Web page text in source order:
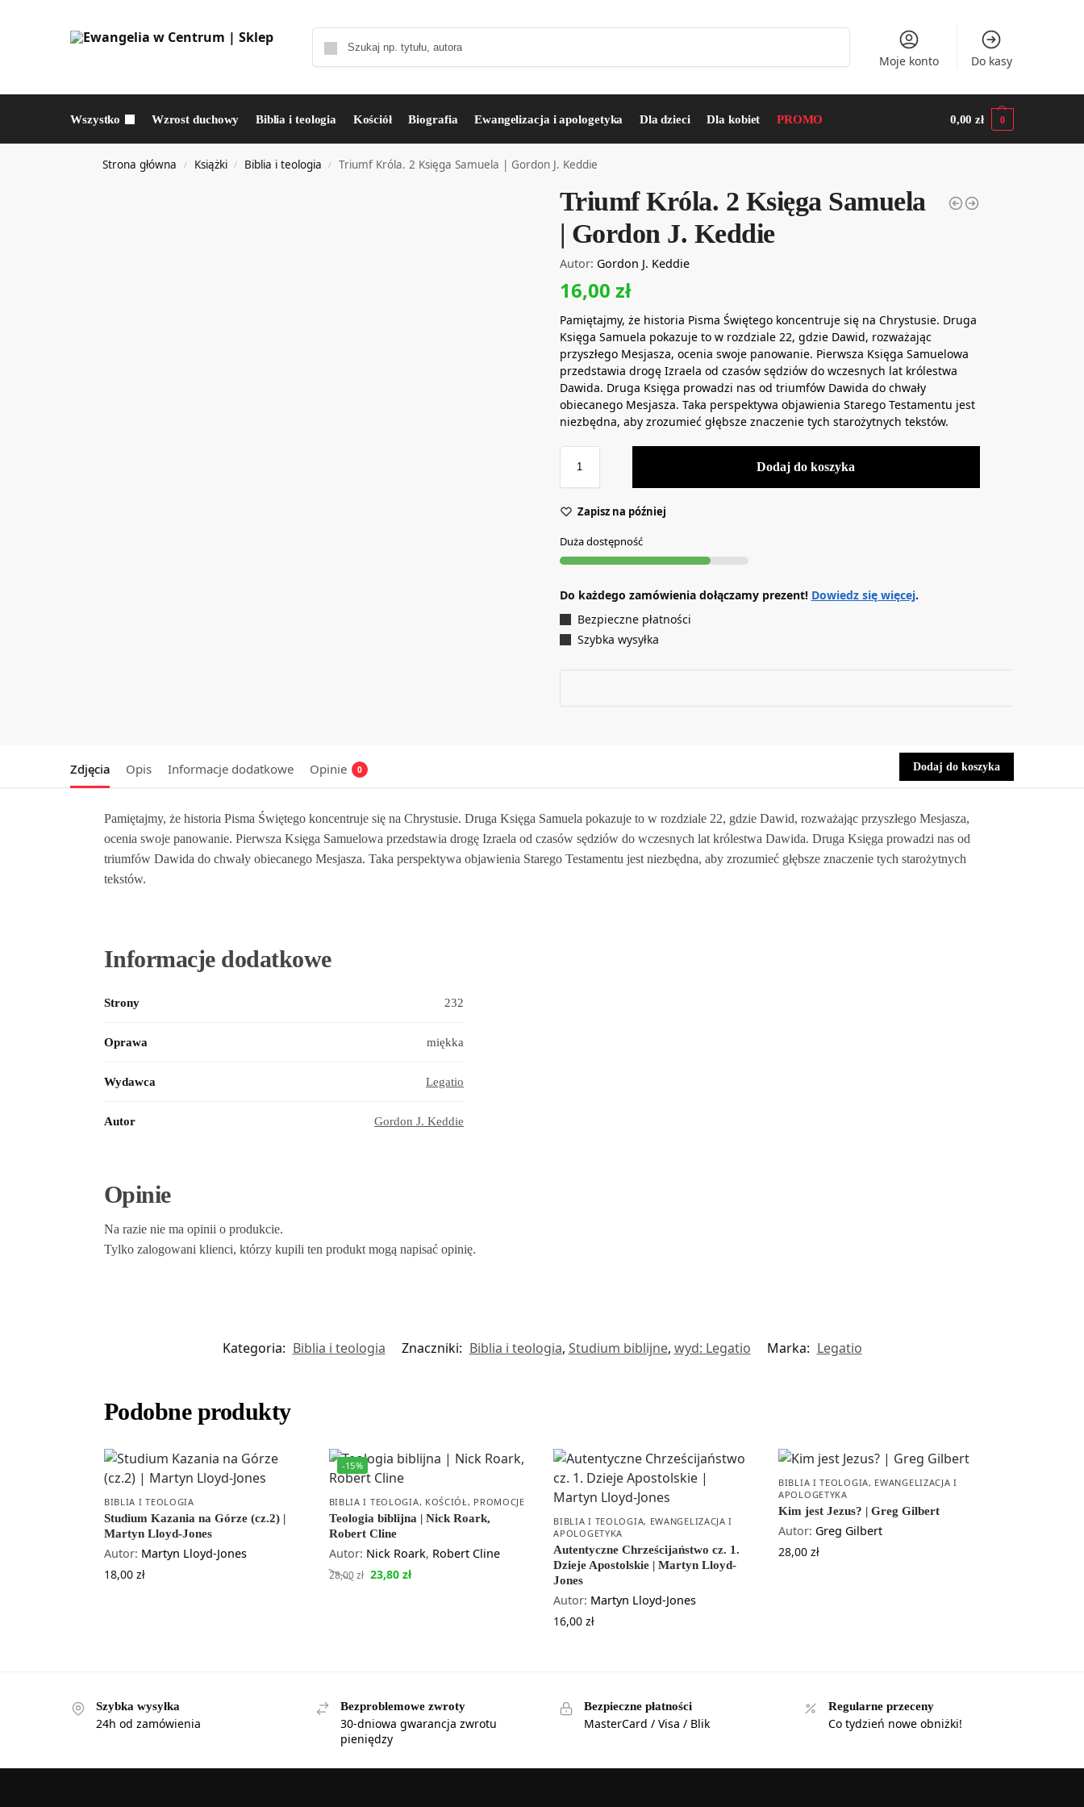
Moje konto Do kasy
Wszystko Wzrost duchowy Biblia i teologia Kościół Biografia Ewangelizacja i apologetyka Dla dzieci Dla kobiet PROMO 0,00zł 0
Strona główna / Książki / Biblia i teologia / Triumf Króla. 2 Księga Samuela | Gordon J. Keddie
Triumf Króla. 2 Księga Samuela
| Gordon J. Keddie
Autor: Gordon J. Keddie
16,00 zł
Pamiętajmy, że historia Pisma Świętego koncentruje się na Chrystusie. Druga
Księga Samuela pokazuje to w rozdziale 22, gdzie Dawid, rozważając
przyszłego Mesjasza, ocenia swoje panowanie. Pierwsza Księga Samuelowa
przedstawia drogę Izraela od czasów sędziów do wczesnych lat królestwa
Dawida. Druga Księga prowadzi nas od triumfów Dawida do chwały
obiecanego Mesjasza. Taka perspektywa objawienia Starego Testamentu jest
niezbędna, aby zrozumieć głębsze znaczenie tych starożytnych tekstów.
Dodaj do koszyka
Zapisz na później
Duża dostępność
Do każdego zamówienia dołączamy prezent! Dowiedz się więcej.
Bezpieczne płatności
Szybka wysyłka
Zdjęcia Opis Informacje dodatkowe Opinie 0 Dodaj do koszyka
Pamiętajmy, że historia Pisma Świętego koncentruje się na Chrystusie. Druga Księga Samuela pokazuje to w rozdziale 22, gdzie Dawid, rozważając przyszłego Mesjasza,
ocenia swoje panowanie. Pierwsza Księga Samuelowa przedstawia drogę Izraela od czasów sędziów do wczesnych lat królestwa Dawida. Druga Księga prowadzi nas od
triumfów Dawida do chwały obiecanego Mesjasza. Taka perspektywa objawienia Starego Testamentu jest niezbędna, aby zrozumieć głębsze znaczenie tych starożytnych
tekstów.
Informacje dodatkowe
Strony 232
Oprawa miękka
Wydawca Legatio
Autor Gordon J. Keddie
Opinie
Na razie nie ma opinii o produkcie.
Tylko zalogowani klienci, którzy kupili ten produkt mogą napisać opinię.
Kategoria: Biblia i teologia Znaczniki: Biblia i teologia, Studium biblijne, wyd: Legatio Marka: Legatio
Podobne produkty
BIBLIA I TEOLOGIA
Studium Kazania na Górze (cz.2) |
Martyn Lloyd-Jones
Autor: Martyn Lloyd-Jones
18,00 zł
-15%
BIBLIA I TEOLOGIA, KOŚCIÓŁ , PROMOCJE
Teologia biblijna | Nick Roark,
Robert Cline
Autor: Nick Roark, Robert Cline
28,00zł 23,80 zł
BIBLIA I TEOLOGIA, EWANGELIZACJA I
APOLOGETYKA
Autentyczne Chrześcijaństwo cz. 1.
Dzieje Apostolskie | Martyn Lloyd-
Jones
Autor: Martyn Lloyd-Jones
16,00zł
BIBLIA I TEOLOGIA, EWANGELIZACJA I
APOLOGETYKA
Kim jest Jezus? | Greg Gilbert
Autor: Greg Gilbert
28,00zł
Szybka wysyłka
24h od zamówienia
Bezproblemowe zwroty
30-dniowa gwarancja zwrotu
pieniędzy
Bezpieczne płatności
MasterCard / Visa / Blik
Regularne przeceny
Co tydzień nowe obniżki!